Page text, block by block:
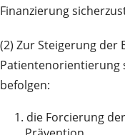
Finanzierung
(2) Zur Steigerung der
Patientenorientierung
befolgen:
1. die Forcierung